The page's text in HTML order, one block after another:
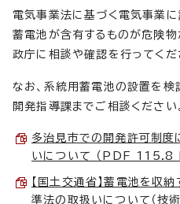
電気事業法に基づく電気事業
蓄電池が含有するものが危険
政庁に相談や確認を行ってくだ
なお、系統用蓄電池の設置を検
開発指導課までご相談ください
多治見市での開発許可制度
いについて （PDF 115.8
【国土交通省】蓄電池を収
準法の取扱いについて（技